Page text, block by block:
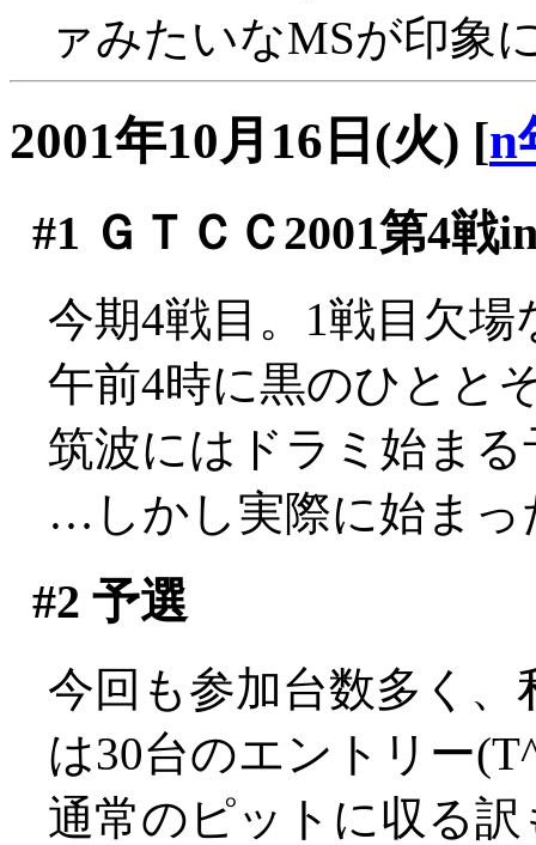
ァみたいなMSが印象
2001年10月16日(火) [n
#1 ＧＴＣＣ2001第4戦
今期4戦目。1戦目欠
午前4時に黒のひとと
筑波にはドラミ始ま
…しかし実際に始まっ
#2 予選
今回も参加台数多く
は30台のエントリー
通常のピットに収る